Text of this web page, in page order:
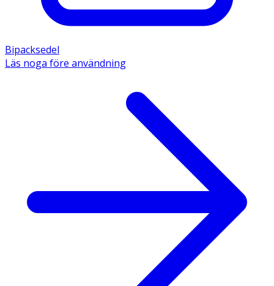
Bipacksedel
Läs noga före användning